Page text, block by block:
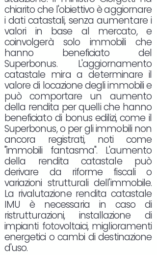
chiarito che l'obiettivo è aggiornare
i dati catastali, senza aumentare i
valori in base al mercato, e
coinvolgerà solo immobili che
hanno beneficiato del
Superbonus. L'aggiornamento
catastale mira a determinare il
valore di locazione degli immobili e
può comportare un aumento
della rendita per quelli che hanno
beneficiato di bonus edilizi, come il
Superbonus, o per gli immobili non
ancora registrati, noti come
"immobili fantasma". L'aumento
della rendita catastale può
derivare da riforme fiscali o
variazioni strutturali dell'immobile.
La rivalutazione rendita catastale
IMU è necessaria in caso di
ristrutturazioni, installazione di
impianti fotovoltaici, miglioramenti
energetici o cambi di destinazione
d'uso.